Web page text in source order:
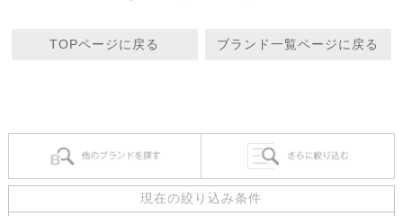
TOPページに戻る ブランド一覧ページに戻る
現在の絞り込み条件